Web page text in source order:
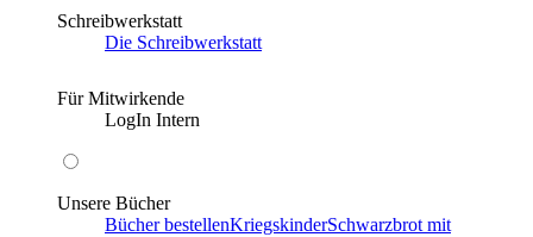
Schreibwerkstatt
Die Schreibwerkstatt
Für Mitwirkende
LogIn Intern
Unsere Bücher
Bücher bestellenKriegskinderSchwarzbrot mit